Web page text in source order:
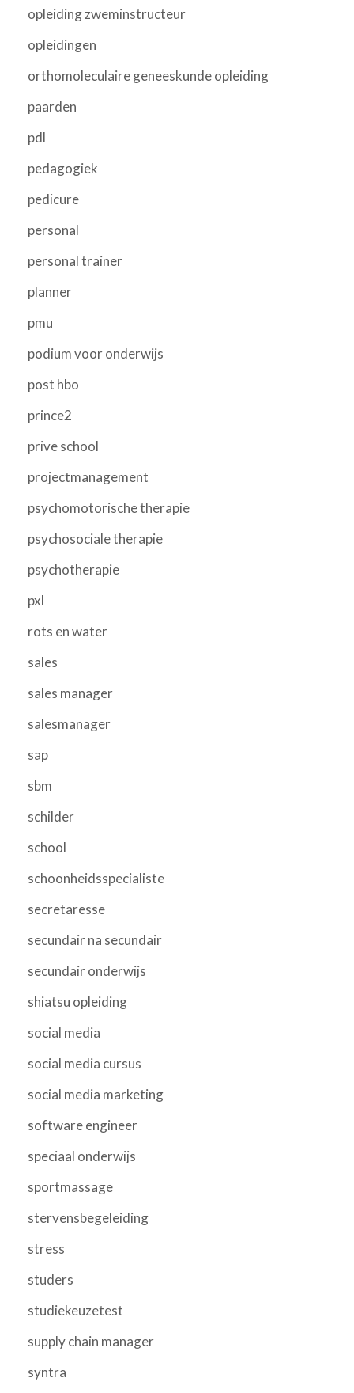
opleiding zweminstructeur
opleidingen
orthomoleculaire geneeskunde opleiding
paarden
pdl
pedagogiek
pedicure
personal
personal trainer
planner
pmu
podium voor onderwijs
post hbo
prince2
prive school
projectmanagement
psychomotorische therapie
psychosociale therapie
psychotherapie
pxl
rots en water
sales
sales manager
salesmanager
sap
sbm
schilder
school
schoonheidsspecialiste
secretaresse
secundair na secundair
secundair onderwijs
shiatsu opleiding
social media
social media cursus
social media marketing
software engineer
speciaal onderwijs
sportmassage
stervensbegeleiding
stress
studers
studiekeuzetest
supply chain manager
syntra